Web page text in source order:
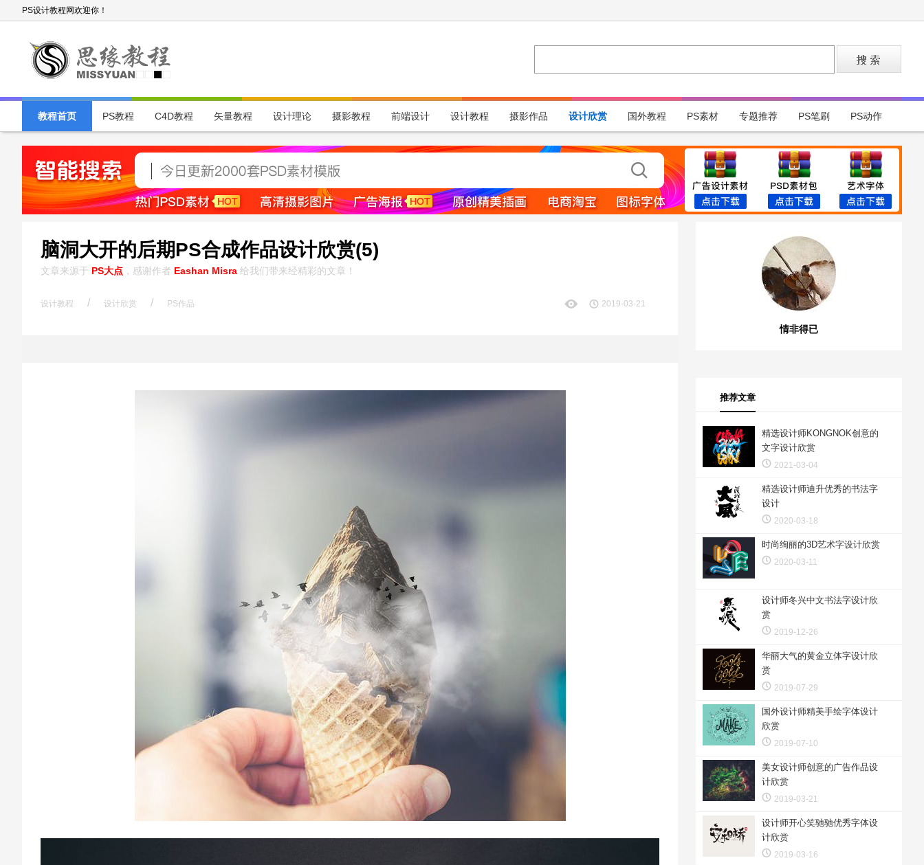
PS设计教程网欢迎你！
教程首页 PS教程 C4D教程 矢量教程 设计理论 摄影教程 前端设计 设计教程 摄影作品 设计欣赏 国外教程 PS素材 专题推荐 PS笔刷 PS动作
脑洞大开的后期PS合成作品设计欣赏(5)
文章来源于 PS大点 ，感谢作者 Eashan Misra 给我们带来经精彩的文章！
设计教程 / 设计欣赏 / PS作品 2019-03-21
情非得已
推荐文章
精选设计师KONGNOK创意的
文字设计欣赏
2021-03-04
精选设计师迪升优秀的书法字
设计
2020-03-18
时尚绚丽的3D艺术字设计欣赏
2020-03-11
设计师冬兴中文书法字设计欣
赏
2019-12-26
华丽大气的黄金立体字设计欣
赏
2019-07-29
国外设计师精美手绘字体设计
欣赏
2019-07-10
美女设计师创意的广告作品设
计欣赏
2019-03-21
设计师开心笑驰驰优秀字体设
计欣赏
2019-03-16